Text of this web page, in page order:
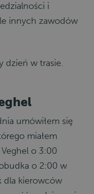
i
innych zawodów
dzień w trasie.
umówiłem się
miałem
Veghel o 3:00
o 2:00 w
dla kierowców